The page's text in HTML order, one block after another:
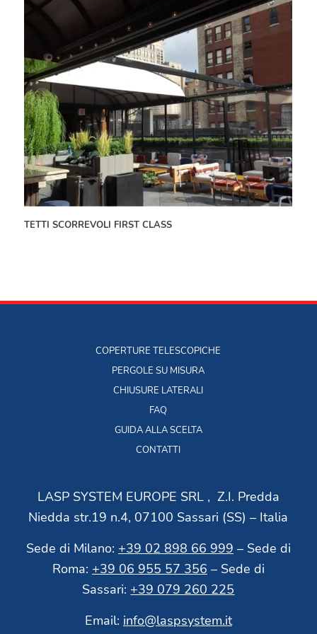
pannelli anti raggi UV. Ma non solo: entrambi
i prodotti ti garantisconoun’apertura e
chiusura telescopicaper il 66% della
superficiecon funzionamento motorizzato. Ti
basta un click sul telecomando per mostrare il
cielo, o per proteggere il tuo plateatico se il
meteo minaccia brutto tempo.
In Lasp puoi trovare una vasta gamma di
prodotti, studiati apposta per il mercato della
TETTI SCORREVOLI FIRST CLASS
COPERTURE TELESCOPICHE
PERGOLE SU MISURA
CHIUSURE LATERALI
FAQ
GUIDA ALLA SCELTA
CONTATTI
LASP SYSTEM EUROPE SRL , Z.I. Predda
Niedda str.19 n.4, 07100 Sassari (SS) – Italia
Sede di Milano: +39 02 898 66 999 – Sede di
Roma: +39 06 955 57 356 – Sede di
Sassari: +39 079 260 225
Email: info@laspsystem.it